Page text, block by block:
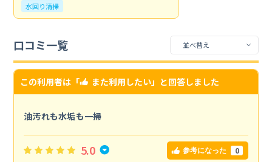
水回り清掃
口コミ一覧
この利用者は「 また利用したい」と回答しました
油汚れも水垢も一掃
5.0 参考になった 0